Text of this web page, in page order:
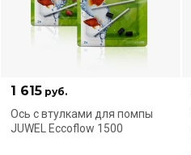
1 615 руб.
Ось с втулками для помпы
JUWEL Eccoflow 1500